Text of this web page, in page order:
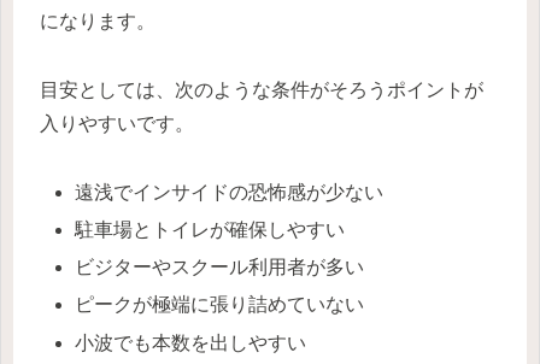
になります。
目安としては、次のような条件がそろうポイントが
入りやすいです。
遠浅でインサイドの恐怖感が少ない
駐車場とトイレが確保しやすい
ビジターやスクール利用者が多い
ピークが極端に張り詰めていない
小波でも本数を出しやすい